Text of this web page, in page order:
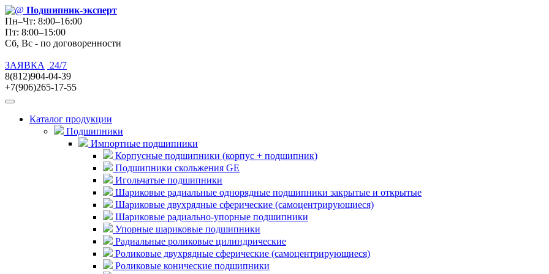
Подшипник-эксперт
Пн–Чт: 8:00–16:00
Пт: 8:00–15:00
Сб, Вс - по договоренности
ЗАЯВКА
24/7
8(812)904-04-39
+7(906)265-17-55
Каталог продукции
Подшипники
Импортные подшипники
Корпусные подшипники (корпус + подшипник)
Подшипники скольжения GE
Игольчатые подшипники
Шариковые радиальные однорядные подшипники закрытые и открытые
Шариковые двухрядные сферические (самоцентрирующиеся)
Шариковые радиально-упорные подшипники
Упорные шариковые подшипники
Радиальные роликовые цилиндрические
Роликовые двухрядные сферические (самоцентрирующиеся)
Роликовые конические подшипники